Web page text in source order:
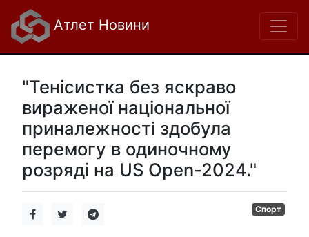
Атлет Новини
"Тенісистка без яскраво
вираженої національної
приналежності здобула
перемогу в одиночному
розряді на US Open-2024."
Спорт